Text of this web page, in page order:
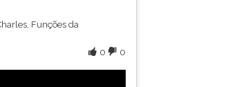
Funções da
0
0